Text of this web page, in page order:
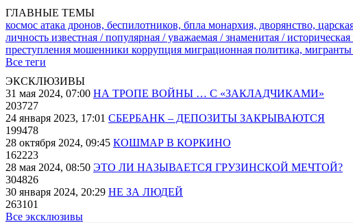
ГЛАВНЫЕ ТЕМЫ
космос атака дронов, беспилотников, бпла монархия, дворянство,
личность известная / популярная / уважаемая / знаменитая / историческая
преступления мошенники коррупция миграционная политика, мигранты
Все теги
ЭКСКЛЮЗИВЫ
31 мая 2024, 07:00 НА ТРОПЕ ВОЙНЫ … С «ЗАКЛАДЧИКАМИ»
203727
24 января 2023, 17:01 СБЕРБАНК – ДЕПОЗИТЫ ЗАКРЫВАЮТСЯ
199478
28 октября 2024, 09:45 КОШМАР В КОРКИНО
162223
28 мая 2024, 08:50 ЭТО ЛИ НАЗЫВАЕТСЯ ГРУЗИНСКОЙ МЕЧТОЙ?
304826
30 января 2024, 20:29 НЕ ЗА ЛЮДЕЙ
263101
Все эксклюзивы